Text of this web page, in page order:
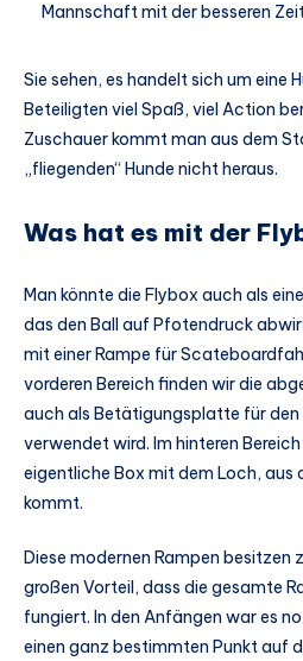
Mannschaft mit der besseren
Sie sehen, es handelt sich um eine
Beteiligten viel Spaß, viel Action
Zuschauer kommt man aus dem
„fliegenden“ Hunde nicht heraus.
Was hat es mit der
Man könnte die Flybox auch als
das den Ball auf Pfotendruck
mit einer Rampe für
vorderen Bereich finden wir die
auch als Betätigungsplatte für
verwendet wird. Im hinteren
eigentliche Box mit dem Loch, aus
kommt.
Diese modernen Rampen besitzen
großen Vorteil, dass die gesamte
fungiert. In den Anfängen war es
einen ganz bestimmten Punkt auf